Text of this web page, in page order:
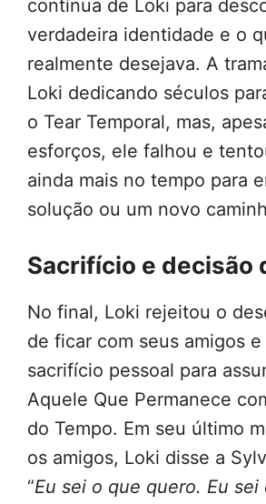
contínua de Loki para
verdadeira identidade e o
realmente desejava. A
Loki dedicando séculos
o Tear Temporal, mas,
esforços, ele falhou e
ainda mais no tempo para
solução ou um novo
Sacrifício e decisão
No final, Loki rejeitou o
de ficar com seus amigos
sacrifício pessoal para
Aquele Que Permanece
do Tempo. Em seu último
os amigos, Loki disse a
“Eu sei o que quero. Eu